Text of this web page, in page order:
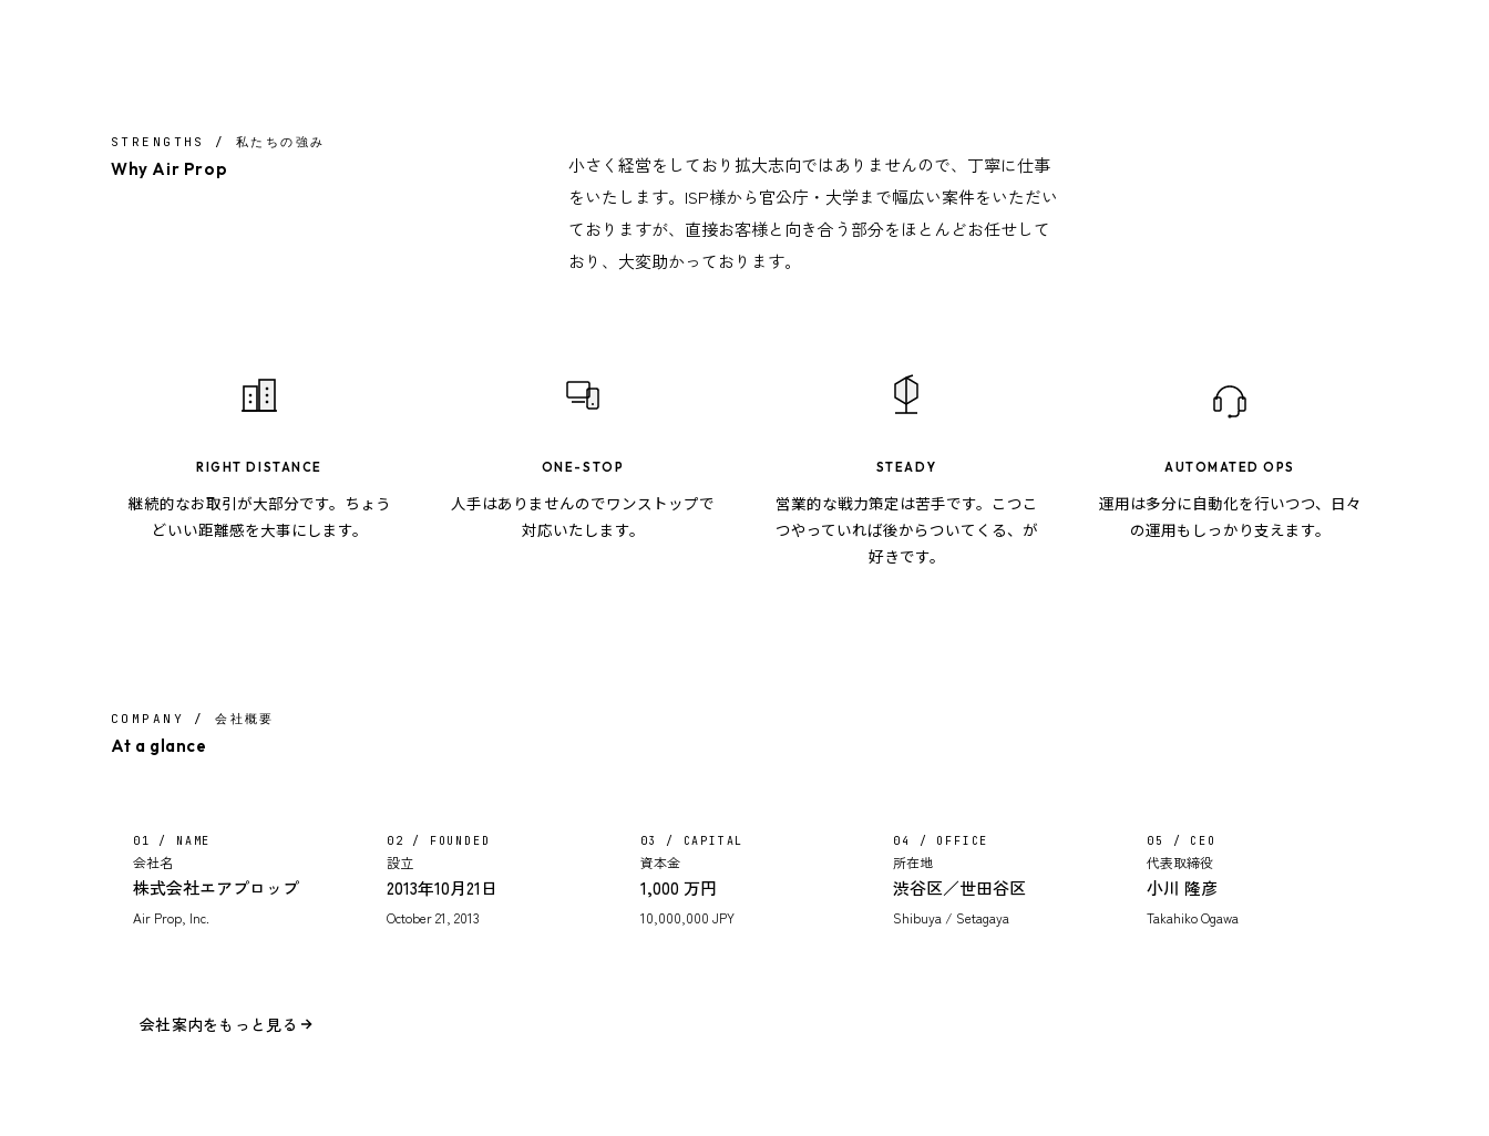
STRENGTHS / 私たちの強み
Why Air Prop
小さく経営をしており拡大志向ではありませんので、丁寧に仕事
をいたします。ISP様から官公庁・大学まで幅広い案件をいただい
ておりますが、直接お客様と向き合う部分をほとんどお任せして
おり、大変助かっております。
RIGHT DISTANCE
継続的なお取引が大部分です。ちょう
どいい距離感を大事にします。
ONE-STOP
人手はありませんのでワンストップで
対応いたします。
STEADY
営業的な戦力策定は苦手です。こつこ
つやっていれば後からついてくる、が
好きです。
AUTOMATED OPS
運用は多分に自動化を行いつつ、日々
の運用もしっかり支えます。
COMPANY / 会社概要
At a glance
01 / NAME
会社名
株式会社エアプロップ
Air Prop, Inc.
02 / FOUNDED
設立
2013年10月21日
October 21, 2013
03 / CAPITAL
資本金
1,000 万円
10,000,000 JPY
04 / OFFICE
所在地
渋谷区／世田谷区
Shibuya / Setagaya
05 / CEO
代表取締役
小川 隆彦
Takahiko Ogawa
会社案内をもっと見る